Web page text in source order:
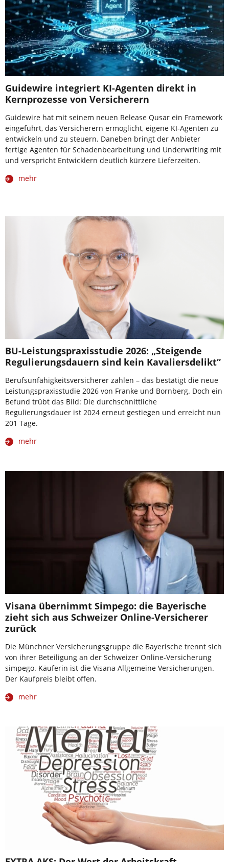
Guidewire integriert KI-Agenten direkt in
Kernprozesse von Versicherern
Guidewire hat mit seinem neuen Release Qusar ein Framework
eingeführt, das Versicherern ermöglicht, eigene KI-Agenten zu
entwickeln und zu steuern. Daneben bringt der Anbieter
fertige Agenten für Schadenbearbeitung und Underwriting mit
und verspricht Entwicklern deutlich kürzere Lieferzeiten.
mehr
BU-Leistungspraxisstudie 2026: „Steigende
Regulierungsdauern sind kein Kavaliersdelikt“
Berufsunfähigkeitsversicherer zahlen – das bestätigt die neue
Leistungspraxisstudie 2026 von Franke und Bornberg. Doch ein
Befund trübt das Bild: Die durchschnittliche
Regulierungsdauer ist 2024 erneut gestiegen und erreicht nun
201 Tage.
mehr
Visana übernimmt Simpego: die Bayerische
zieht sich aus Schweizer Online-Versicherer
zurück
Die Münchner Versicherungsgruppe die Bayerische trennt sich
von ihrer Beteiligung an der Schweizer Online-Versicherung
simpego. Käuferin ist die Visana Allgemeine Versicherungen.
Der Kaufpreis bleibt offen.
mehr